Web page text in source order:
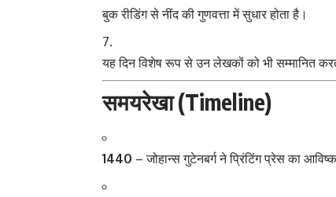
बुक रीडिंग से नींद की गुणवत्ता में सुधार होता है।
यह दिन विशेष रूप से उन लेखकों को भी सम्मानित
समयरेखा (Timeline)
1440 – जोहान्स गुटेनबर्ग ने प्रिंटिंग प्रेस का